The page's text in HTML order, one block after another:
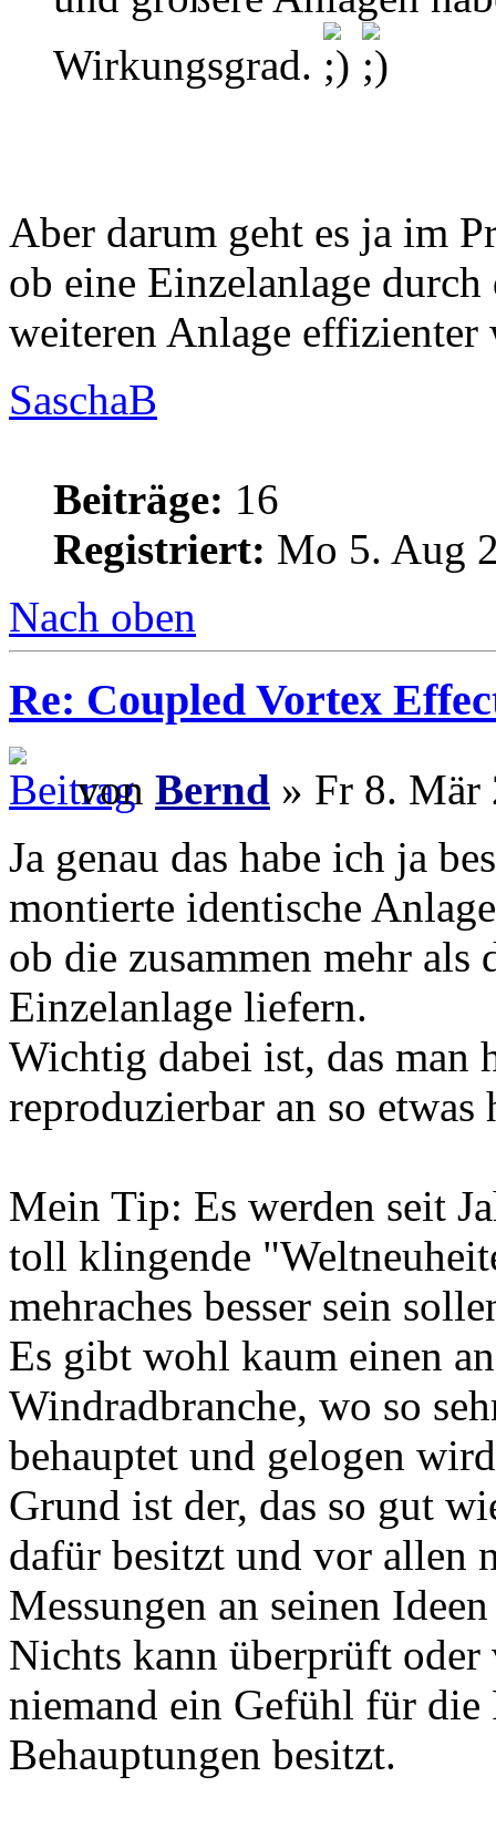
Wirkungsgrad.
Aber darum geht es ja im
ob eine Einzelanlage
weiteren Anlage effizienter
SaschaB
Beiträge: 16
Registriert: Mo 5. Aug
Nach oben
Re: Coupled Vortex
von Bernd » Fr 8. Mär
Ja genau das habe ich ja
montierte identische
ob die zusammen mehr als
Einzelanlage liefern.
Wichtig dabei ist, das man
reproduzierbar an so etwas
Mein Tip: Es werden seit
toll klingende
mehraches besser sein
Es gibt wohl kaum einen
Windradbranche, wo so
behauptet und gelogen
Grund ist der, das so gut
dafür besitzt und vor allen
Messungen an seinen
Nichts kann überprüft
niemand ein Gefühl für
Behauptungen besitzt.